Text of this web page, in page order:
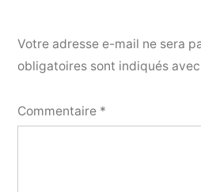
Votre adresse e-mail ne sera
obligatoires sont indiqués avec
Commentaire *